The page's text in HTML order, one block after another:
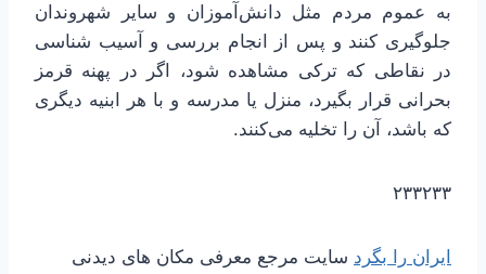
به عموم مردم مثل دانش‌آموزان و سایر شهروندان
جلوگیری کنند و پس از انجام بررسی و آسیب شناسی
در نقاطی که ترکی مشاهده شود، اگر در پهنه قرمز
بحرانی قرار بگیرد، منزل یا مدرسه و با هر ابنیه دیگری
که باشد، آن را تخلیه می‌کنند.
۲۳۳۲۳۳
ایران را بگرد سایت مرجع معرفی مکان های دیدنی